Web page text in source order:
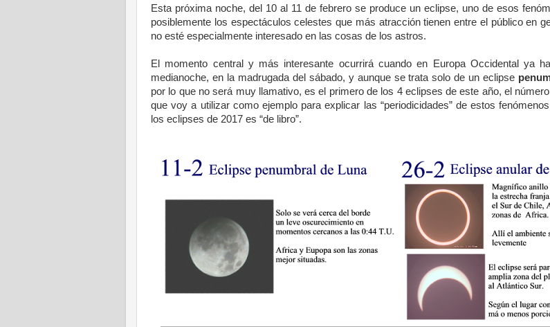
Esta próxima noche, del 10 al 11 de febrero se produce un eclipse, uno de esos
posiblemente los espectáculos celestes que más atracción tienen entre el público en
no esté especialmente interesado en las cosas de los astros.
El momento central y más interesante ocurrirá cuando en Europa Occidental ya
medianoche, en la madrugada del sábado, y aunque se trata solo de un eclipse
por lo que no será muy llamativo, es el primero de los 4 eclipses de este año, el
que voy a utilizar como ejemplo para explicar las “periodicidades” de estos
los eclipses de 2017 es “de libro”.